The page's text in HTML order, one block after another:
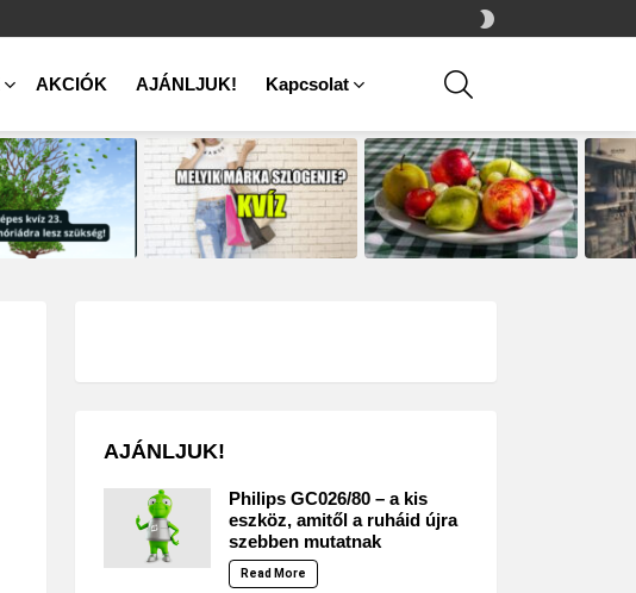
SKIN
AKCIÓK AJÁNLJUK! Kapcsolat
AJÁNLJUK!
Philips GC026/80 – a kis
eszköz, amitől a ruháid újra
szebben mutatnak
Read More